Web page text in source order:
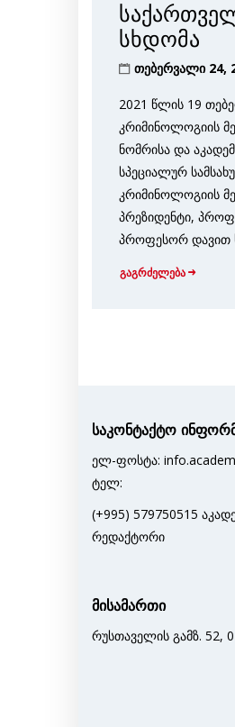
სხდომა
თებერვალი 24,
2021 წლის 19
კრიმინოლოგიის
ნომრისა და
სპეციალურ
კრიმინოლოგიის
პრეზიდენტი,
პროფესორ დავით
გაგრძელება
საკონტაქტო
ელ-ფოსტა:
ტელ:
(+995) 579750515
რედაქტორი
მისამართი
რუსთაველის გამზ. 52,